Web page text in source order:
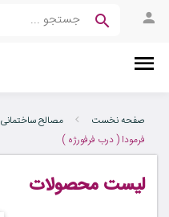
صفحه نخست مصالح ساختمانی
فرمودا ( درب فرفورژه )
لیست محصولات